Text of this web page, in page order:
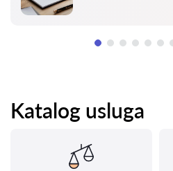
Katalog usluga